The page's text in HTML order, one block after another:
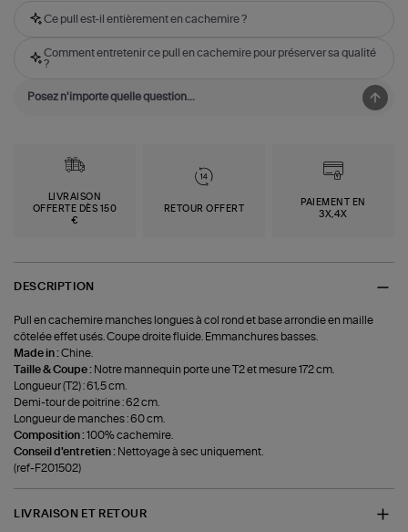
Ce pull est-il entièrement en cachemire ?
Comment entretenir ce pull en cachemire pour préserver sa qualité
?
LIVRAISON
OFFERTE DÈS 150
€
RETOUR OFFERT
PAIEMENT EN
3X,4X
DESCRIPTION
Pull en cachemire manches longues à col rond et base arrondie en maille
côtelée effet usés. Coupe droite fluide. Emmanchures basses.
Made in :Chine.
Taille & Coupe : Notre mannequin porte une T2 et mesure 172 cm.
Longueur (T2) : 61,5 cm.
Demi-tour de poitrine : 62 cm.
Longueur de manches : 60 cm.
Composition :100% cachemire.
Conseil d'entretien : Nettoyage à sec uniquement.
(ref-F201502)
LIVRAISON ET RETOUR